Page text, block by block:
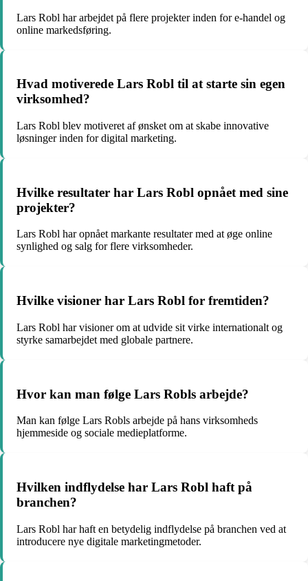
Lars Robl har arbejdet på flere projekter inden for e-handel og
online markedsføring.
Hvad motiverede Lars Robl til at starte sin egen
virksomhed?
Lars Robl blev motiveret af ønsket om at skabe innovative
løsninger inden for digital marketing.
Hvilke resultater har Lars Robl opnået med sine
projekter?
Lars Robl har opnået markante resultater med at øge online
synlighed og salg for flere virksomheder.
Hvilke visioner har Lars Robl for fremtiden?
Lars Robl har visioner om at udvide sit virke internationalt og
styrke samarbejdet med globale partnere.
Hvor kan man følge Lars Robls arbejde?
Man kan følge Lars Robls arbejde på hans virksomheds
hjemmeside og sociale medieplatforme.
Hvilken indflydelse har Lars Robl haft på
branchen?
Lars Robl har haft en betydelig indflydelse på branchen ved at
introducere nye digitale marketingmetoder.